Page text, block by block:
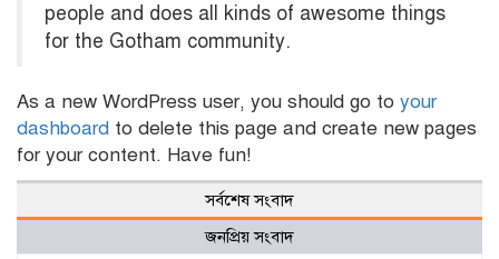
people and does all kinds of awesome things
for the Gotham community.
As a new WordPress user, you should go to your
dashboard to delete this page and create new pages
for your content. Have fun!
সর্বশেষ সংবাদ
জনপ্রিয় সংবাদ